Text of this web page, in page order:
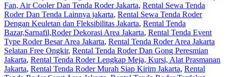
Fan, Air Cooler Dan Tenda Roder Jakarta, Rental Sewa Tenda
Roder Dan Tenda Lainnya jakarta, Rental Sewa Tenda Roder
Dengan Keuletan dan Fleksibilitas Jakarta, Rental Tenda
Bazar,Sarnafil,Roder Dekorasi Area Jakarta, Rental Tenda Event
Type Roder Besar Area Jakarta, Rental Tenda Roder Area Jakarta
Selatan Free Ongkir, Rental Tenda Roder Dan Gong Peresmian
Jakarta, Rental Tenda Roder Lengkap Meja, Kursi, Alat Prasmanan
Jakarta, Rental Tenda Roder Murah Siap Kirim Jakarta, Rental